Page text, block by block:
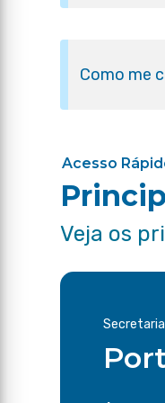
Como me
Acesso
Veja os